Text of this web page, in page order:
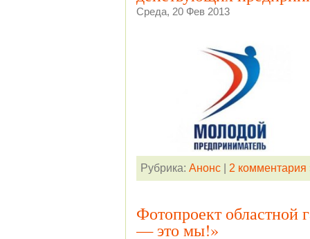
Среда, 20 Фев 2013
Рубрика: Анонс| 2 комментария
Фотопроект областной
— это мы!»